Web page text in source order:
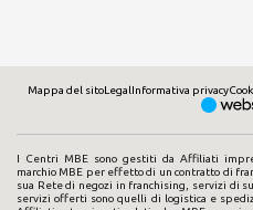
Mappa del sitoLegalInformativa privacy
I Centri MBE sono gestiti da Affiliati
marchio MBE per effetto di un contratto di
sua Rete di negozi in franchising, servizi di
servizi offerti sono quelli di logistica e